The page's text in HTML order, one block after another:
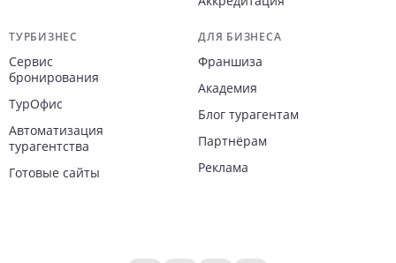
ТУРБИЗНЕС
Сервис
бронирования
ТурОфис
Автоматизация
турагентства
Готовые сайты
ДЛЯ БИЗНЕСА
Франшиза
Академия
Блог турагентам
Партнёрам
Реклама